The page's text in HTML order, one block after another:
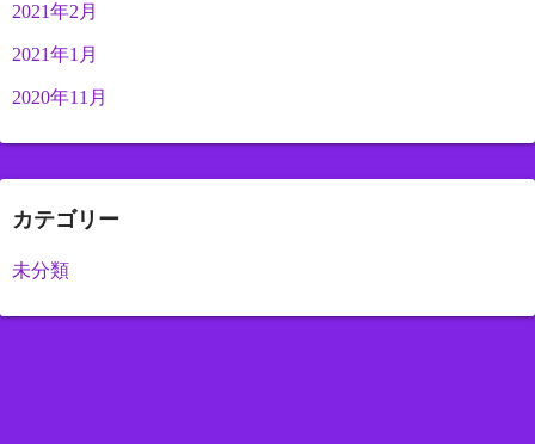
2021年2月
2021年1月
2020年11月
カテゴリー
未分類